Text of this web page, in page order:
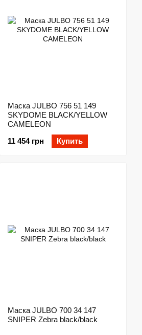
Маска JULBO 756 51 149
SKYDOME BLACK/YELLOW
CAMELEON
11 454 грн
Купить
Маска JULBO 700 34 147
SNIPER Zebra black/black